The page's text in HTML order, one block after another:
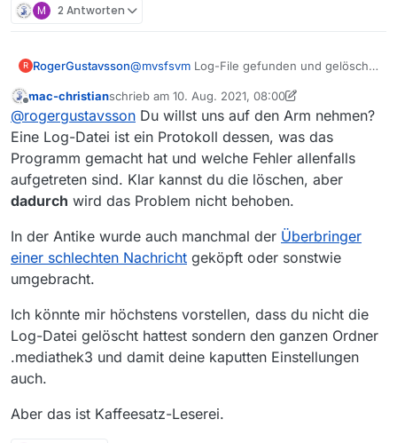
MP4-Datei auf der Platte landen, deinem Screenshot
benutzt wird, kann es sich nur um ein
Mediathekview zurücksetzen (im Hilfe-Menü) oder
bei geschlossenem Mediathekview den Ordner
.mediathek3 umbenennen.
Log-File habe ich gefunden aber ich verstehe
sowas nicht.
Andere aber schon. Logs lädt man als Text hoch und
nicht als schlecht lesbaren Screenshot. Außerdem
reicht es nicht, Mediathekview einfach nur zu starten
und wieder zu beenden. Du musst schon einen
Download starten, der zu einem Fehler führt.
M 2 Antworten
R RogerGustavsson@mvsfsvm Log-File gefunden und gelöscht.
mac-christianschrieb am 10. Aug. 2021, 08:00
zuletzt editiert von mac-christian8. Okt. 2021, 10:07
@rogergustavsson Du willst uns auf den Arm nehmen?
Eine Log-Datei ist ein Protokoll dessen, was das
Programm gemacht hat und welche Fehler allenfalls
aufgetreten sind. Klar kannst du die löschen, aber
dadurch wird das Problem nicht behoben.
In der Antike wurde auch manchmal der Überbringer
einer schlechten Nachricht geköpft oder sonstwie
umgebracht.
Ich könnte mir höchstens vorstellen, dass du nicht die
Log-Datei gelöscht hattest sondern den ganzen Ordner
.mediathek3 und damit deine kaputten Einstellungen
auch.
Aber das ist Kaffeesatz-Leserei.